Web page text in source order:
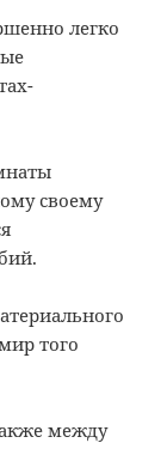
легко
своему
того
между